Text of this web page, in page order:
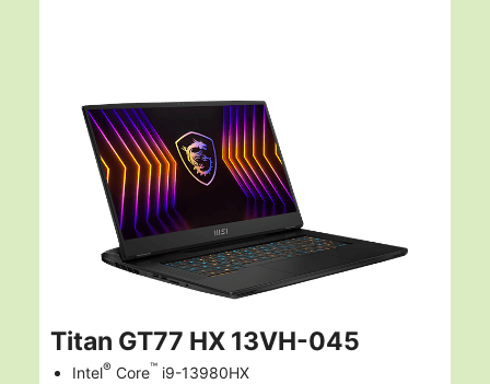
Titan GT77 HX 13VH-045
Intel® Core™ i9-13980HX